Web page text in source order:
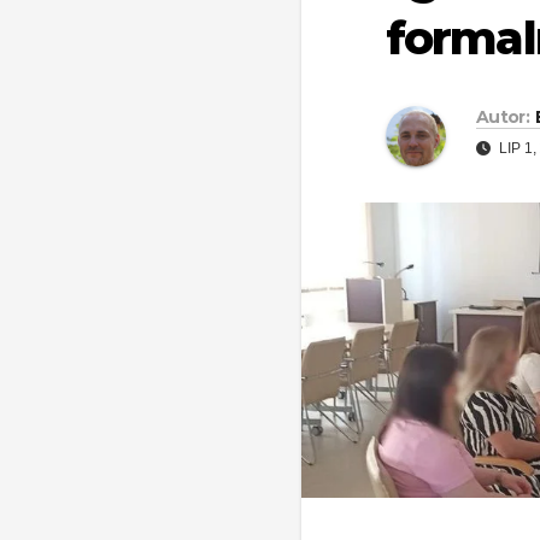
Autor:
LIP